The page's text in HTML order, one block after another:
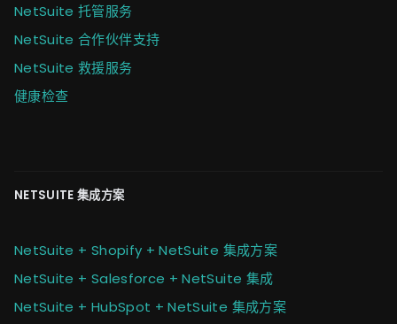
NetSuite 托管服务
NetSuite 合作伙伴支持
NetSuite 救援服务
健康检查
NETSUITE 集成方案
NetSuite + Shopify + NetSuite 集成方案
NetSuite + Salesforce + NetSuite 集成
NetSuite + HubSpot + NetSuite 集成方案